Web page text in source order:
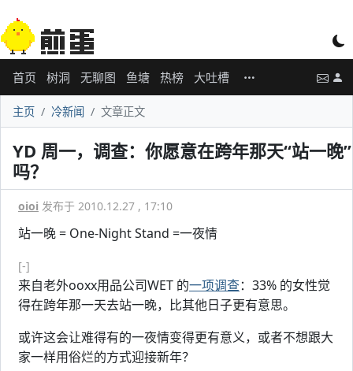
首页 树洞 无聊图 鱼塘 热榜 大吐槽
主页 冷新闻 文章正文
YD 周一，调查：你愿意在跨年那天“站一晚”
吗？
oioi 发布于 2010.12.27 , 17:10
站一晚 = One-Night Stand =一夜情
[-]
来自老外ooxx用品公司WET 的一项调查：33% 的女性觉
得在跨年那一天去站一晚，比其他日子更有意思。
或许这会让难得有的一夜情变得更有意义，或者不想跟大
家一样用俗烂的方式迎接新年？